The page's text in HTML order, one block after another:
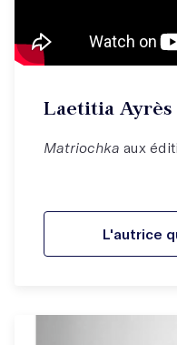
Laetitia Ayrès
Matriochka aux
L'autrice